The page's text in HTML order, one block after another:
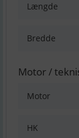
Længde
Bredde
Motor /
Motor
HK